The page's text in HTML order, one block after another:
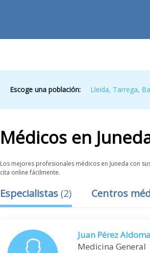
Escoge una población: Lleida, Tarrega,
Médicos en
Los mejores profesionales médicos en Juneda con
cita online fácilmente.
Especialistas (2) Centros
Juan Pérez Aldoma
Medicina General